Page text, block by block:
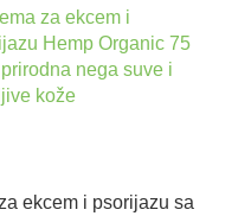
i kreme za telo
ekcem i psorijazu sa